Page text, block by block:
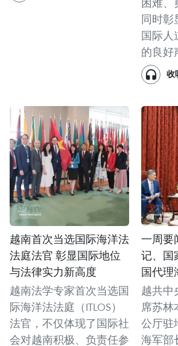
同时彰
国际人
的良好
收
越南首次当选国际海洋法
法庭法官 彰显国际地位
与法律实力新高度
越南法学专家首次当选国
际海洋法法庭（ITLOS）
法官，不仅体现了国际社
会对越南积极、负责任参
一周要
记、国
国代理
越共中
席苏林
公厅驻
海军部